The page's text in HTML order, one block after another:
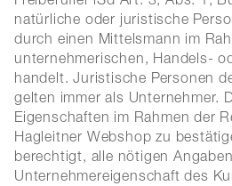
natürliche oder juristische
durch einen Mittelsmann im
unternehmerischen, Handels-
handelt. Juristische Personen
gelten immer als Unternehmer.
Eigenschaften im Rahmen der
Hagleitner Webshop zu
berechtigt, alle nötigen
Unternehmereigenschaft des